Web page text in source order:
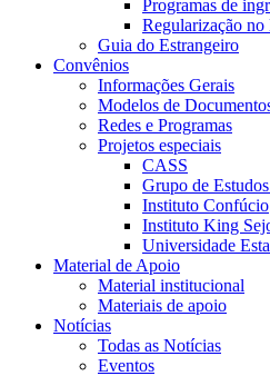
Programas de
Regularização no
Guia do Estrangeiro
Convênios
Informações Gerais
Modelos de
Redes e Programas
Projetos especiais
CASS
Grupo de
Instituto Confúcio
Instituto King
Universidade
Material de Apoio
Material institucional
Materiais de apoio
Notícias
Todas as Notícias
Eventos